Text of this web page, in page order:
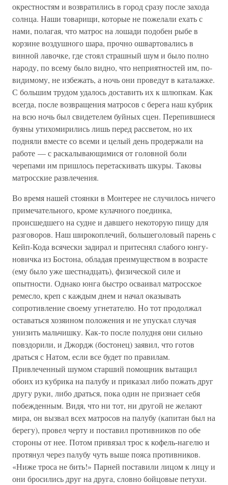
окрестностям и возвратились в город сразу после захода
солнца. Наши товарищи, которые не пожелали ехать с
нами, полагая, что матрос на лошади подобен рыбе в
корзине воздушного шара, прочно ошвартовались в
винной лавочке, где стоял страшный шум и было полно
народу, по всему было видно, что неприятностей им, по-
видимому, не избежать, а ночь они проведут в каталажке.
С большим трудом удалось доставить их к шлюпкам. Как
всегда, после возвращения матросов с берега наш кубрик
на всю ночь был свидетелем буйных сцен. Перепившиеся
буяны утихомирились лишь перед рассветом, но их
подняли вместе со всеми и целый день продержали на
работе — с раскалывающимися от головной боли
черепами им пришлось перетаскивать шкуры. Таковы
матросские развлечения.
Во время нашей стоянки в Монтерее не случилось ничего
примечательного, кроме кулачного поединка,
происшедшего на судне и давшего некоторую пищу для
разговоров. Наш широкоплечий, большеголовый парень с
Кейп-Кода всячески задирал и притеснял слабого юнгу-
новичка из Бостона, обладая преимуществом в возрасте
(ему было уже шестнадцать), физической силе и
опытности. Однако юнга быстро осваивал матросское
ремесло, креп с каждым днем и начал оказывать
сопротивление своему угнетателю. Но тот продолжал
оставаться хозяином положения и не упускал случая
унизить мальчишку. Как-то после полудня они сильно
повздорили, и Джордж (бостонец) заявил, что готов
драться с Натом, если все будет по правилам.
Привлеченный шумом старший помощник вытащил
обоих из кубрика на палубу и приказал либо пожать друг
другу руки, либо драться, пока один не признает себя
побежденным. Видя, что ни тот, ни другой не желают
мира, он вызвал всех матросов на палубу (капитан был на
берегу), провел черту и поставил противников по обе
стороны от нее. Потом привязал трос к кофель-нагелю и
протянул через палубу чуть выше пояса противников.
«Ниже троса не бить!» Парней поставили лицом к лицу и
они бросились друг на друга, словно бойцовые петухи.